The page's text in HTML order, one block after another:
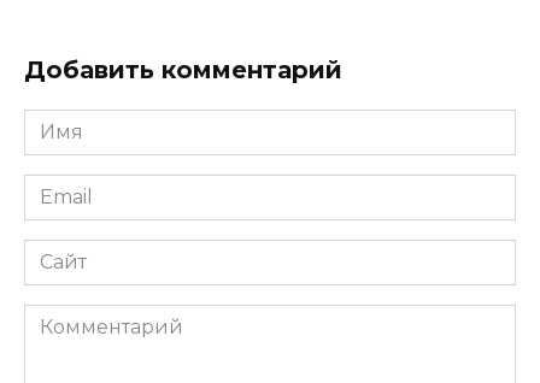
Добавить комментарий
Имя
*
Email
*
Сайт
Комментарий